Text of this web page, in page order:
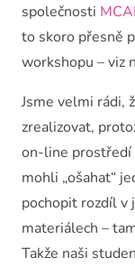
společnosti
to skoro přesně
workshopu – viz
Jsme velmi rádi,
zrealizovat,
on-line prostředí
mohli „ošahat“
pochopit rozdíl v
materiálech –
Takže naši